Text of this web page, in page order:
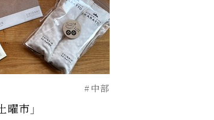
#中部
市」